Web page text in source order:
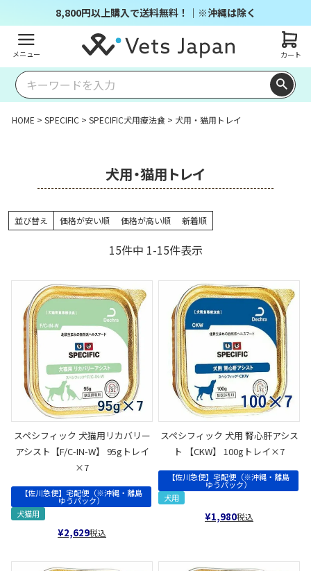
8,800円以上購入で送料無料！｜※沖縄は除く
メニュー カート
HOME SPECIFIC SPECIFIC犬用療法食 犬用・猫用トレイ
犬用・猫用トレイ
並び替え 価格が安い順 価格が高い順 新着順
15件中 1-15件表示
スペシフィック 犬猫用リカバリー
アシスト【F/C-IN-W】 95gトレイ
×7
【佐川急便】宅配便（※沖縄・離島
ゆうパック）
犬猫用
¥2,629税込
スペシフィック 犬用 腎心肝アシス
ト 【CKW】 100gトレイ×7
【佐川急便】宅配便（※沖縄・離島
ゆうパック）
犬用
¥1,980税込